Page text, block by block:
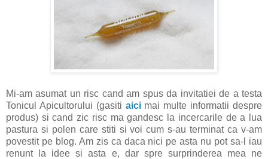
Mi-am asumat un risc cand am spus da invitatiei de a testa
Tonicul Apicultorului (gasiti aicimai multe informatii despre
produs) si cand zic risc ma gandesc la incercarile de a lua
pastura si polen care stiti si voi cum s-au terminat ca v-am
povestit pe blog. Am zis ca daca nici pe asta nu pot sa-l iau
renunt la idee si asta e, dar spre surprinderea mea ne